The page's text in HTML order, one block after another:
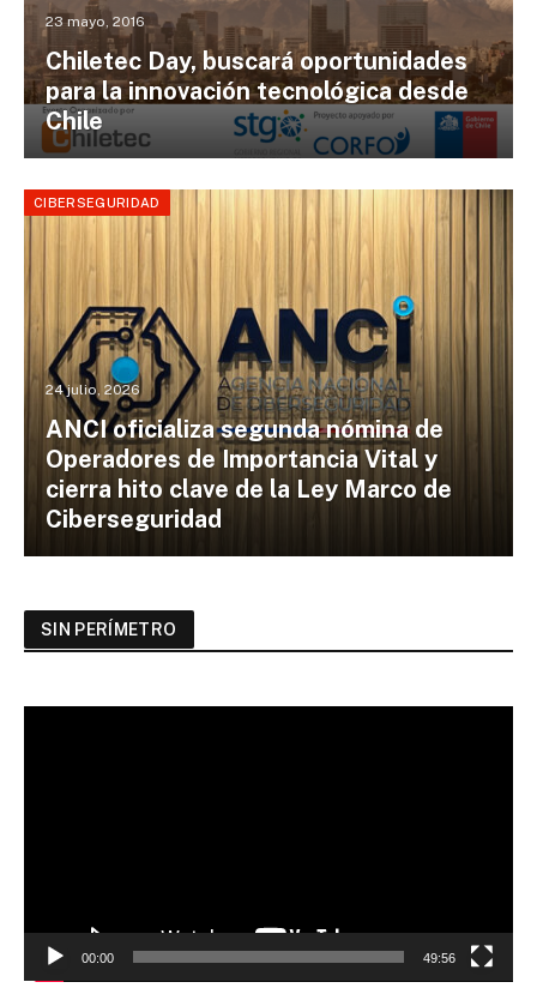
23 mayo, 2016
Chiletec Day, buscará oportunidades
para la innovación tecnológica desde
Chile
CIBERSEGURIDAD
24 julio, 2026
ANCI oficializa segunda nómina de
Operadores de Importancia Vital y
cierra hito clave de la Ley Marco de
Ciberseguridad
SIN PERÍMETRO
00:00 49:56